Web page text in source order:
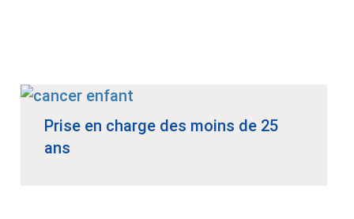
Prise en charge des moins de 25
ans